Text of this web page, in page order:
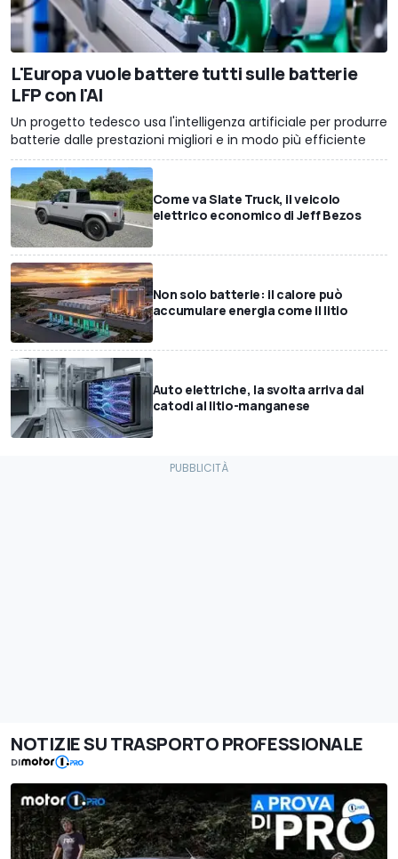
L'Europa vuole battere tutti sulle batterie
LFP con l'AI
Un progetto tedesco usa l'intelligenza artificiale per produrre
batterie dalle prestazioni migliori e in modo più efficiente
Come va Slate Truck, il veicolo
elettrico economico di Jeff Bezos
Non solo batterie: il calore può
accumulare energia come il litio
Auto elettriche, la svolta arriva dai
catodi al litio-manganese
NOTIZIE SU TRASPORTO PROFESSIONALE
DI